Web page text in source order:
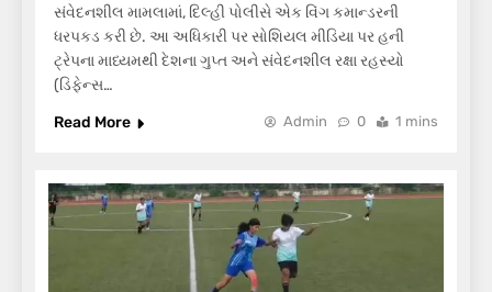
સંવેદનશીલ મામલામાં, દિલ્હી પોલીસે એક વિંગ કમાન્ડરની
ધરપકડ કરી છે. આ અધિકારી પર સોશિયલ મીડિયા પર હની
ટ્રેપના માધ્યમથી દેશના ગુપ્ત અને સંવેદનશીલ રક્ષા રહસ્યો
(ડિફેન્સ…
Read More
Admin 0 1 mins